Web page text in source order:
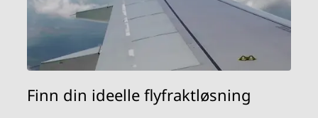
Finn din ideelle flyfraktløsning